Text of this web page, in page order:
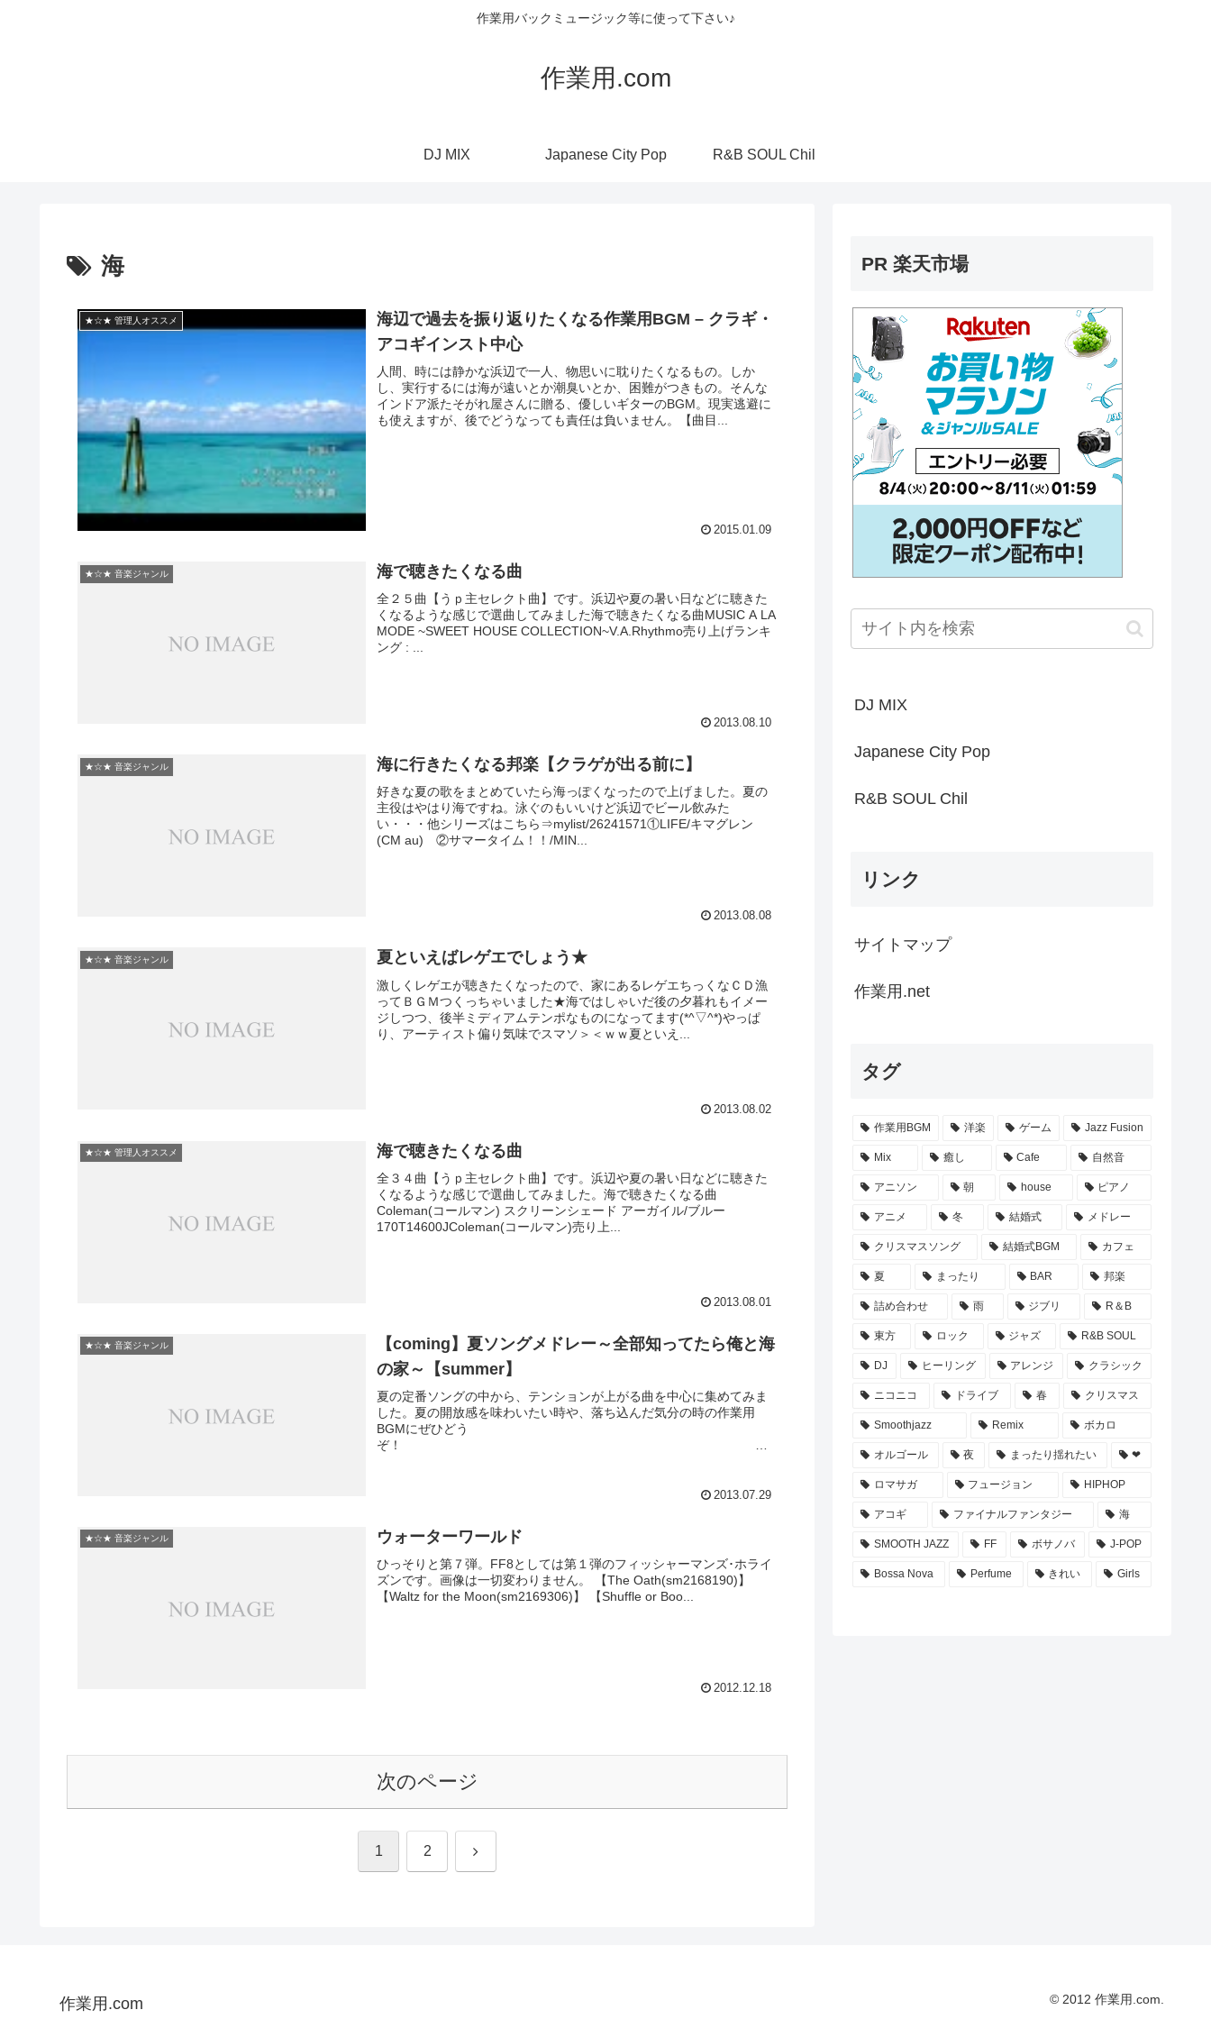
作業用バックミュージック等に使って下さい♪
作業用.com
DJ MIX Japanese City Pop R&B SOUL Chil
海
★☆★ 管理人オススメ
海辺で過去を振り返りたくなる作業用BGM – クラギ・
アコギインスト中心
人間、時には静かな浜辺で一人、物思いに耽りたくなるもの。しか
し、実行するには海が遠いとか潮臭いとか、困難がつきもの。そんな
インドア派たそがれ屋さんに贈る、優しいギターのBGM。現実逃避に
も使えますが、後でどうなっても責任は負いません。【曲目...
2015.01.09
★☆★ 音楽ジャンル 海で聴きたくなる曲
全２５曲【うｐ主セレクト曲】です。浜辺や夏の暑い日などに聴きた
くなるような感じで選曲してみました海で聴きたくなる曲MUSIC A LA
MODE ~SWEET HOUSE COLLECTION~V.A.Rhythmo売り上げランキ
ング : ...
2013.08.10
★☆★ 音楽ジャンル 海に行きたくなる邦楽【クラゲが出る前に】
好きな夏の歌をまとめていたら海っぽくなったので上げました。夏の
主役はやはり海ですね。泳ぐのもいいけど浜辺でビール飲みた
い・・・他シリーズはこちら⇒mylist/26241571①LIFE/キマグレン
(CM au) ②サマータイム！！/MIN...
2013.08.08
★☆★ 音楽ジャンル 夏といえばレゲエでしょう★
激しくレゲエが聴きたくなったので、家にあるレゲエちっくなＣＤ漁
ってＢＧＭつくっちゃいました★海ではしゃいだ後の夕暮れもイメー
ジしつつ、後半ミディアムテンポなものになってます(*^▽^*)やっぱ
り、アーティスト偏り気味でスマソ＞＜ｗｗ夏といえ...
2013.08.02
★☆★ 管理人オススメ 海で聴きたくなる曲
全３４曲【うｐ主セレクト曲】です。浜辺や夏の暑い日などに聴きた
くなるような感じで選曲してみました。海で聴きたくなる曲
Coleman(コールマン) スクリーンシェード アーガイル/ブルー
170T14600JColeman(コールマン)売り上...
2013.08.01
★☆★ 音楽ジャンル
【coming】夏ソングメドレー～全部知ってたら俺と海
の家～【summer】
夏の定番ソングの中から、テンションが上がる曲を中心に集めてみま
した。夏の開放感を味わいたい時や、落ち込んだ気分の時の作業用
BGMにぜひどう
ぞ！
2013.07.29
★☆★ 音楽ジャンル ウォーターワールド
ひっそりと第７弾。FF8としては第１弾のフィッシャーマンズ･ホライ
ズンです。画像は一切変わりません。 【The Oath(sm2168190)】
【Waltz for the Moon(sm2169306)】 【Shuffle or Boo...
2012.12.18
次のページ
1 2 次
PR 楽天市場
DJ MIX
Japanese City Pop
R&B SOUL Chil
リンク
サイトマップ
作業用.net
タグ
作業用BGM 洋楽 ゲーム Jazz Fusion
Mix 癒し Cafe 自然音
アニソン 朝 house ピアノ
アニメ 冬 結婚式 メドレー
クリスマスソング 結婚式BGM カフェ
夏 まったり BAR 邦楽
詰め合わせ 雨 ジブリ R＆B
東方 ロック ジャズ R&B SOUL
DJ ヒーリング アレンジ クラシック
ニコニコ ドライブ 春 クリスマス
Smoothjazz Remix ボカロ
オルゴール 夜 まったり揺れたい ❤
ロマサガ フュージョン HIPHOP
アコギ ファイナルファンタジー 海
SMOOTH JAZZ FF ボサノバ J-POP
Bossa Nova Perfume きれい Girls
作業用.com © 2012 作業用.com.